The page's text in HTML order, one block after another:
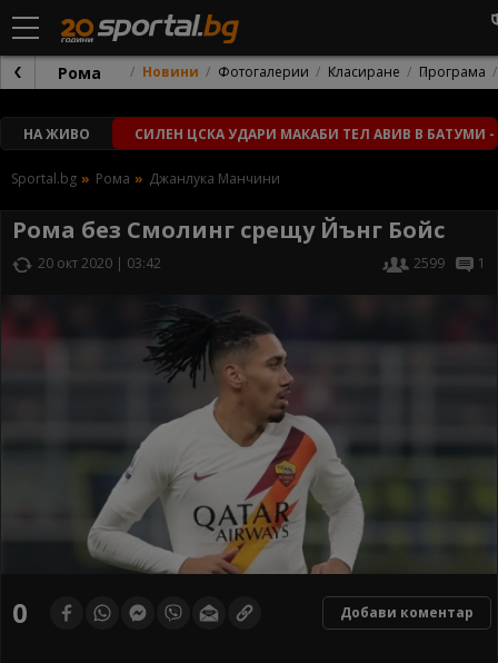
Рома Новини Фотогалерии Класиране Програма
НА ЖИВО СИЛЕН ЦСКА УДАРИ МАКАБИ ТЕЛ АВИВ В БАТУМИ
Sportal.bg Рома Джанлука Манчини
Рома без Смолинг срещу Йънг Бойс
20 окт 2020 | 03:42 2599 1
0 Добави коментар